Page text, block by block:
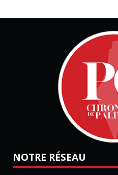
NOTRE RÉSEAU